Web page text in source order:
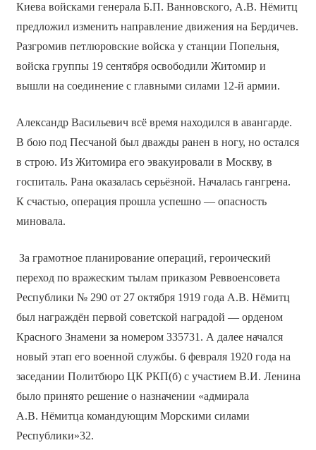
Киева войсками генерала Б.П. Ванновского, А.В. Нёмитц
предложил изменить направление движения на Бердичев.
Разгромив петлюровские войска у станции Попельня,
войска группы 19 сентября освободили Житомир и
вышли на соединение с главными силами 12-й армии.
Александр Васильевич всё время находился в авангарде.
В бою под Песчаной был дважды ранен в ногу, но остался
в строю. Из Житомира его эвакуировали в Москву, в
госпиталь. Рана оказалась серьёзной. Началась гангрена.
К счастью, операция прошла успешно — опасность
миновала.
За грамотное планирование операций, героический
переход по вражеским тылам приказом Реввоенсовета
Республики № 290 от 27 октября 1919 года А.В. Нёмитц
был награждён первой советской наградой — орденом
Красного Знамени за номером 335731. А далее начался
новый этап его военной службы. 6 февраля 1920 года на
заседании Политбюро ЦК РКП(б) с участием В.И. Ленина
было принято решение о назначении «адмирала
А.В. Нёмитца командующим Морскими силами
Республики»32.